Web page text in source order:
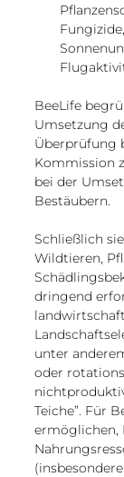
BeeLife
Umsetzung
Überprüfung
Kommission
bei der
Bestäubern.
Schließlich
Wildtieren,
dringend
unter
oder
Teiche”. Für
ermöglichen,